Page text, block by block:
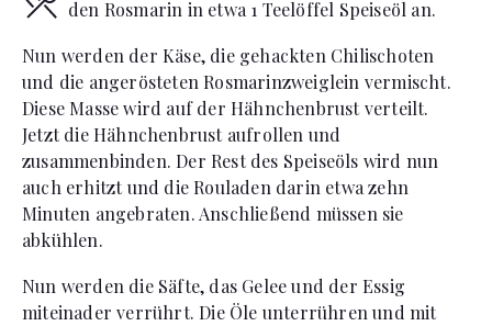
den Rosmarin in etwa 1 Teelöffel Speiseöl an.
Nun werden der Käse, die gehackten Chilischoten
und die angerösteten Rosmarinzweiglein vermischt.
Diese Masse wird auf der Hähnchenbrust verteilt.
Jetzt die Hähnchenbrust aufrollen und
zusammenbinden. Der Rest des Speiseöls wird nun
auch erhitzt und die Rouladen darin etwa zehn
Minuten angebraten. Anschließend müssen sie
abkühlen.
Nun werden die Säfte, das Gelee und der Essig
miteinader verrührt. Die Öle unterrühren und mit